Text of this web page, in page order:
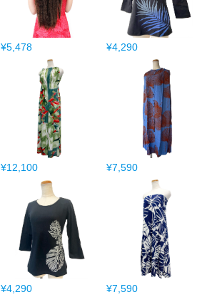
¥5,478 ¥4,290
¥12,100 ¥7,590
¥4,290 ¥7,590